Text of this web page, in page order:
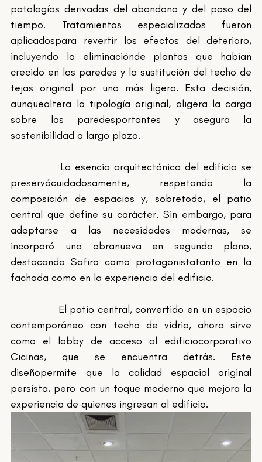
patologías derivadas del abandono y del paso del
tiempo. Tratamientos especializados fueron
aplicadospara revertir los efectos del deterioro,
incluyendo la eliminaciónde plantas que habían
crecido en las paredes y la sustitución del techo de
tejas original por uno más ligero. Esta decisión,
aunquealtera la tipología original, aligera la carga
sobre las paredesportantes y asegura la
sostenibilidad a largo plazo.
preservócuidadosamente, respetando la
composición de espacios y, sobretodo, el patio
central que define su carácter. Sin embargo, para
adaptarse a las necesidades modernas, se
incorporó una obranueva en segundo plano,
destacando Safira como protagonistatanto en la
fachada como en la experiencia del edificio.
contemporáneo con techo de vidrio, ahora sirve
como el lobby de acceso al edificiocorporativo
Cicinas, que se encuentra detrás. Este
diseñopermite que la calidad espacial original
persista, pero con un toque moderno que mejora la
experiencia de quienes ingresan al edificio.